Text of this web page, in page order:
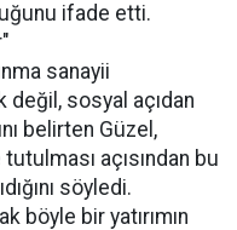
ifade etti.
sanayii
değil, sosyal açıdan
belirten Güzel,
açısından bu
söyledi.
böyle bir yatırımın